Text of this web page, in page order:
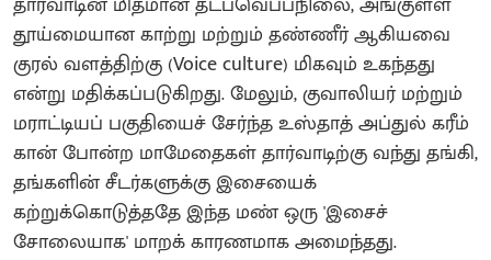
தூய்மையான காற்று மற்றும் தண்ணீர் ஆகியவை
குரல் வளத்திற்கு (Voice culture) மிகவும் உகந்தது
என்று மதிக்கப்படுகிறது. மேலும், குவாலியர் மற்றும்
மராட்டியப் பகுதியைச் சேர்ந்த உஸ்தாத் அப்துல் கரீம்
கான் போன்ற மாமேதைகள் தார்வாடிற்கு வந்து தங்கி,
தங்களின் சீடர்களுக்கு இசையைக்
கற்றுக்கொடுத்ததே இந்த மண் ஒரு 'இசைச்
சோலையாக' மாறக் காரணமாக அமைந்தது.